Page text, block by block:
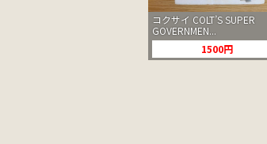
コクサイ COLT’S SUPER
GOVERNMEN...
1500円